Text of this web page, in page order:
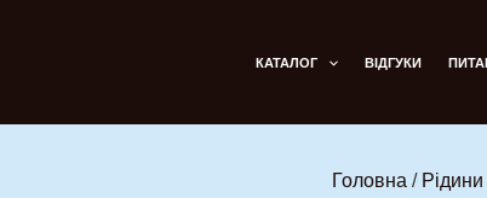
КАТАЛОГ ВІДГУКИ
Головна / Рідини